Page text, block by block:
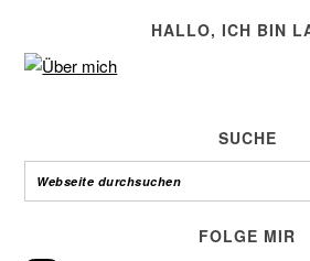
HALLO, ICH BIN
SUCHE
FOLGE MIR